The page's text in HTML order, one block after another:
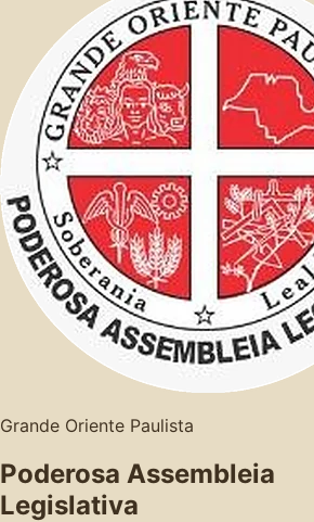
Grande Oriente Paulista
Poderosa Assembleia
Legislativa